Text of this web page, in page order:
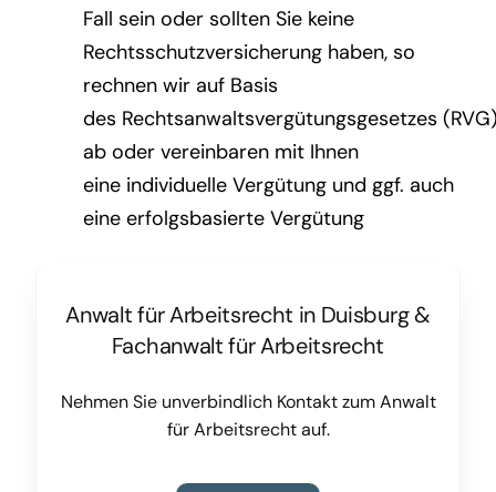
Fall sein oder sollten Sie keine
Rechtsschutzversicherung haben, so
rechnen wir auf Basis
des Rechtsanwaltsvergütungsgesetzes
ab oder vereinbaren mit Ihnen
eine individuelle Vergütung und ggf. auch
eine erfolgsbasierte Vergütung
Anwalt für Arbeitsrecht in Duisburg&
Fachanwalt für Arbeitsrecht
Nehmen Sie unverbindlich Kontakt zum Anwalt
für Arbeitsrecht auf.